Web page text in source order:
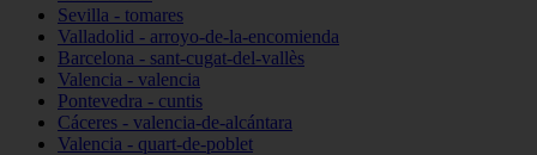
Sevilla - tomares
Valladolid - arroyo-de-la-encomienda
Barcelona - sant-cugat-del-vallès
Valencia - valencia
Pontevedra - cuntis
Cáceres - valencia-de-alcántara
Valencia - quart-de-poblet